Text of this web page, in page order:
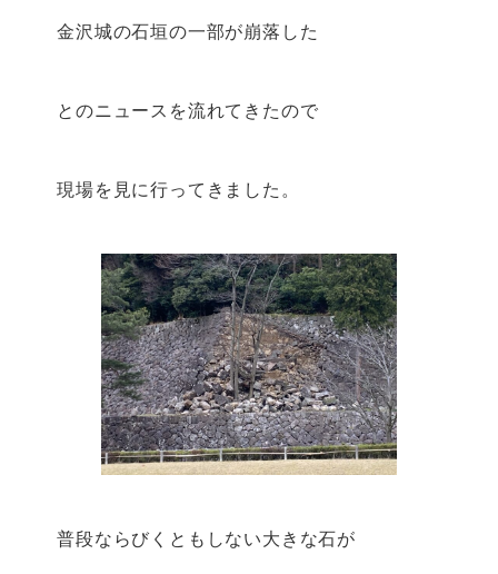
金沢城の石垣の一部が崩落した
とのニュースを流れてきたので
現場を見に行ってきました。
普段ならびくともしない大きな石が